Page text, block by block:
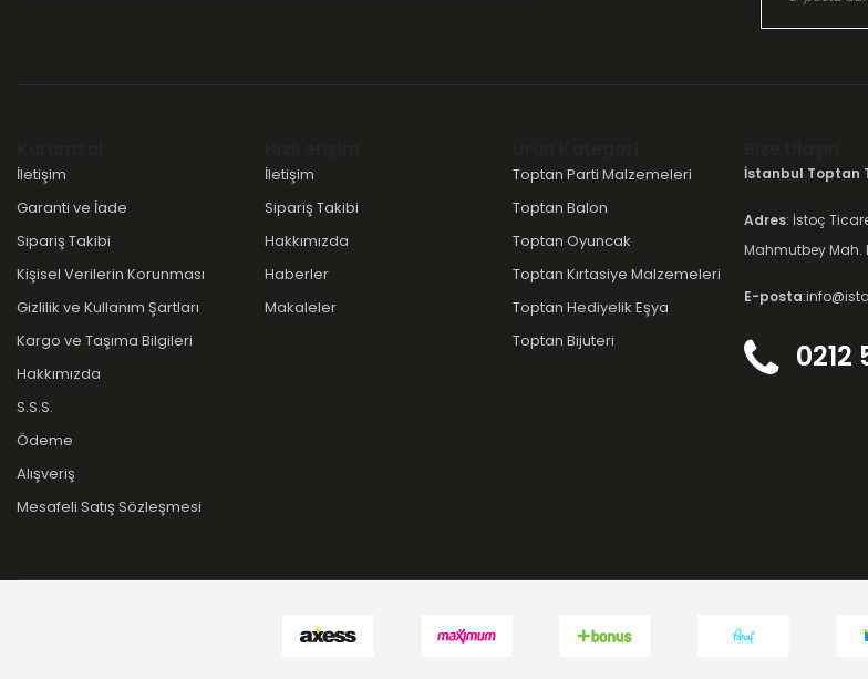
İletişim
Garanti ve İade
Sipariş Takibi
Kişisel Verilerin Korunması
Gizlilik ve Kullanım Şartları
Kargo ve Taşıma Bilgileri
Hakkımızda
S.S.S.
Ödeme
Alışveriş
Mesafeli Satış Sözleşmesi
İletişim
Sipariş Takibi
Hakkımızda
Haberler
Makaleler
Toptan Parti Malzemeleri
Toptan Balon
Toptan Oyuncak
Toptan Kırtasiye Malzemeleri
Toptan Hediyelik Eşya
Toptan Bijuteri
İstanbul Toptan
Adres: İstoç
Mahmutbey Mah.
E-posta
0212